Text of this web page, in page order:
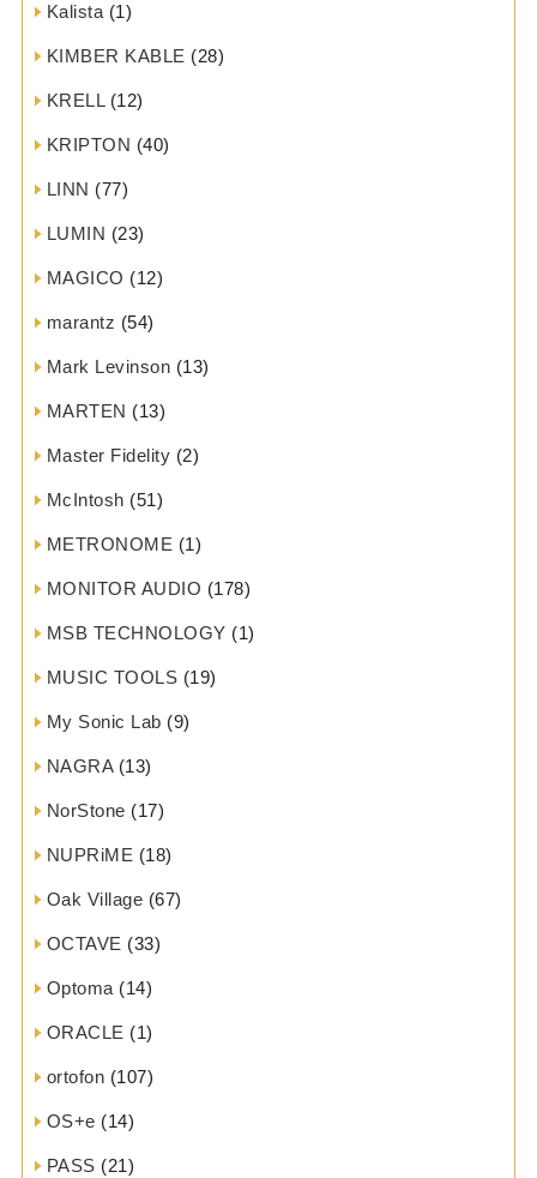
Kalista (1)
KIMBER KABLE (28)
KRELL(12)
KRIPTON (40)
LINN (77)
LUMIN (23)
MAGICO (12)
marantz (54)
Mark Levinson (13)
MARTEN (13)
Master Fidelity (2)
McIntosh (51)
METRONOME (1)
MONITOR AUDIO (178)
MSB TECHNOLOGY (1)
MUSIC TOOLS (19)
My Sonic Lab (9)
NAGRA(13)
NorStone (17)
NUPRiME (18)
Oak Village (67)
OCTAVE (33)
Optoma (14)
ORACLE (1)
ortofon (107)
OS+e (14)
PASS (21)